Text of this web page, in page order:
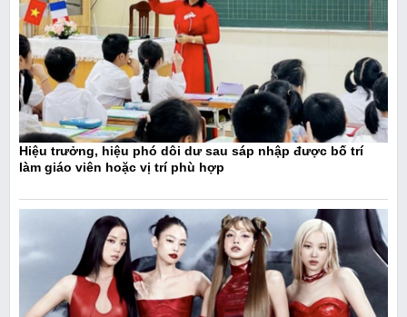
Hiệu trưởng, hiệu phó dôi dư sau sáp nhập được bố trí
làm giáo viên hoặc vị trí phù hợp